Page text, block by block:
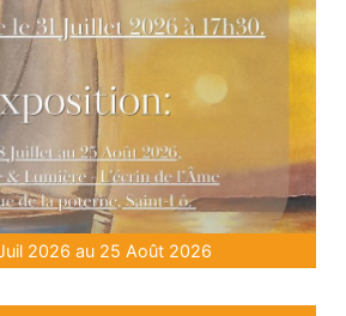
2026 au 25 Août 2026